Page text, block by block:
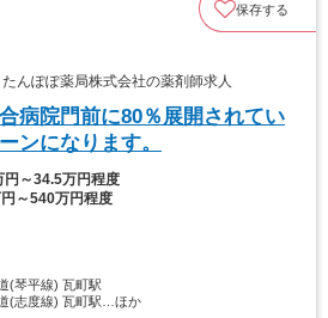
保存する
んぽぽ薬局株式会社の薬剤師求人
病院門前に80％展開されてい
ンになります。
円～34.5万円程度
円～540万円程度
(琴平線) 瓦町駅
(志度線) 瓦町駅…ほか